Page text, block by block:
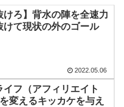
けろ】背水の陣を全速力
けて現状の外のゴール
2022.05.06
イフ（アフィリエイト
変えるキッカケを与え